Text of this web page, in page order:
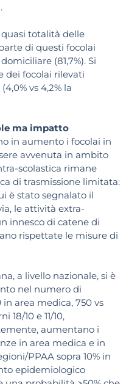
totalità delle
di questi focolai
(81,7%). Si
dei focolai rilevati
vs 4,2% la
ma impatto
in aumento i focolai in
avvenuta in ambito
scolastica rimane
di trasmissione limitata:
è stato segnalato il
le attività extra-
innesco di catene di
rispettate le misure di
a livello nazionale, si è
nel numero di
in area medica, 750 vs
10 e 11/10,
aumentano i
in area medica e in
PPAA sopra 10% in
epidemiologico